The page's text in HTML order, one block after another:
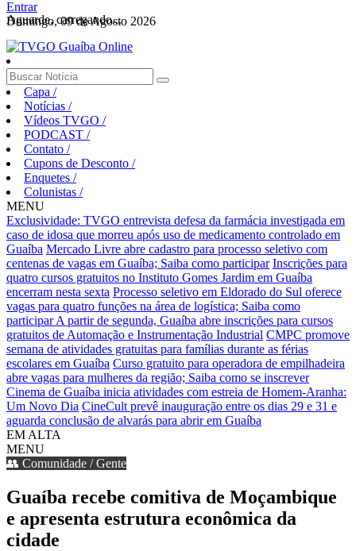
Aguarde, carregando...
Entrar
Domingo, 09 de Agosto 2026
Capa /
Notícias /
Vídeos TVGO /
PODCAST /
Contato /
Cupons de Desconto /
Enquetes /
Colunistas /
MENU
Exclusividade: TVGO entrevista defesa da farmácia investigada em
caso de idosa que morreu após uso de medicamento controlado em
Guaíba Mercado Livre abre cadastro para processo seletivo com
centenas de vagas em Guaíba; Saiba como participar Inscrições para
quatro cursos gratuitos no Instituto Gomes Jardim em Guaíba
encerram nesta sexta Processo seletivo em Eldorado do Sul oferece
vagas para quatro funções na área de logística; Saiba como
participarA partir de segunda, Guaíba abre inscrições para cursos
gratuitos de Automação e Instrumentação Industrial CMPC promove
semana de atividades gratuitas para famílias durante as férias
escolares em Guaíba Curso gratuito para operadora de empilhadeira
abre vagas para mulheres da região; Saiba como se inscrever
Cinema de Guaíba inicia atividades com estreia de Homem-Aranha:
Um Novo Dia CineCult prevê inauguração entre os dias 29 e 31 e
aguarda conclusão de alvarás para abrir em Guaíba
EM ALTA
MENU
👥 Comunidade / Gente
Guaíba recebe comitiva de Moçambique
e apresenta estrutura econômica da
cidade